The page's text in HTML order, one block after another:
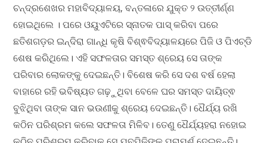
ଚନ୍ଦ୍ରଶେଖର ମହାବିଦ୍ୟାଳୟ, ବନ୍ତଳାରେ ଯୁକ୍ତ ୨ ଉତ୍ତୀର୍ଣ୍ଣ
ହୋଇଥିଲେ । ପରେ ଓୟୁଏଟିରେ ସ୍ନାତକ ପାସ୍‌ କରିବା ପରେ
ଛତିଶଗଡ଼ର ଇନ୍ଦିରା ଗାନ୍ଧି କୃଷି ବିଶ୍ଵବିଦ୍ୟାଳୟରେ ପିଜି ଓ ପିଏଚ୍‌ଡି
ଶେଷ କରିଥିଲେ। ଏହି ସଫଳତାର ସମସ୍ତ ଶ୍ରେୟ ସେ ତାଙ୍କ
ପରିବାର ଲୋକଙ୍କୁ ଦେଇଛନ୍ତି। ବିଶେଷ କରି ସେ ଦଶ ବର୍ଷ ହେଲା
ବାହାରେ ରହି ଭବିଷ୍ୟତ ଗଢ଼ୁଥିବା ବେଳେ ଘର ସମସ୍ତ ଦାୟିତ୍ଵ
ବୁଝିଥିବା ତାଙ୍କ ସାନ ଭଉଣୀକୁ ଶ୍ରେୟ ଦେଇଛନ୍ତି। ଧୈର୍ଯ୍ୟ ରଖି
କଠିନ ପରିଶ୍ରମ କଲେ ସଫଳତା ମିଳିବ। ତେଣୁ ଧୈର୍ଯ୍ୟହରା ନହୋଇ